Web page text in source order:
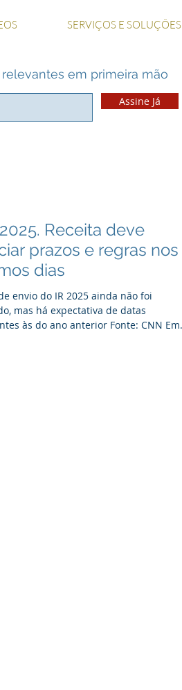
SERVIÇOS E SOLUÇÕES
Assine Já
em primeira mão
Receita deve
prazos e regras nos
dias
envio do IR 2025 ainda não foi
mas há expectativa de datas
às do ano anterior Fonte: CNN Em